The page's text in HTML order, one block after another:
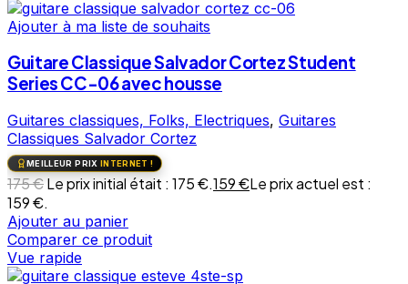
Ajouter à ma liste de souhaits
Guitare Classique Salvador Cortez Student
Series CC-06 avec housse
Guitares classiques, Folks, Electriques, Guitares
Classiques Salvador Cortez
MEILLEUR PRIX INTERNET !
175€Le prix initial était : 175 €.159€Le prix actuel est :
159 €.
Ajouter au panier
Comparer ce produit
Vue rapide